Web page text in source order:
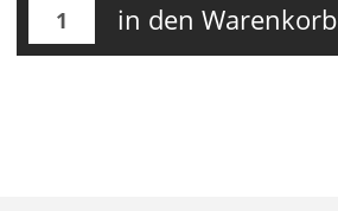
in den Warenkorb